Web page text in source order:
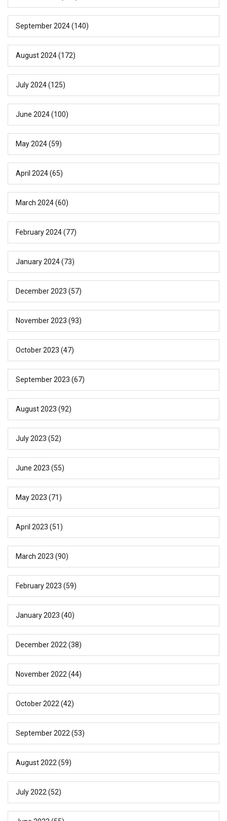
September 2024(140)
August 2024(172)
July 2024(125)
June 2024(100)
May 2024(59)
April 2024(65)
March 2024(60)
February 2024(77)
January 2024(73)
December 2023 (57)
November 2023 (93)
October 2023 (47)
September 2023 (67)
August 2023 (92)
July 2023 (52)
June 2023 (55)
May 2023 (71)
April 2023 (51)
March 2023 (90)
February 2023 (59)
January 2023 (40)
December 2022 (38)
November 2022 (44)
October 2022 (42)
September 2022 (53)
August 2022 (59)
July 2022 (52)